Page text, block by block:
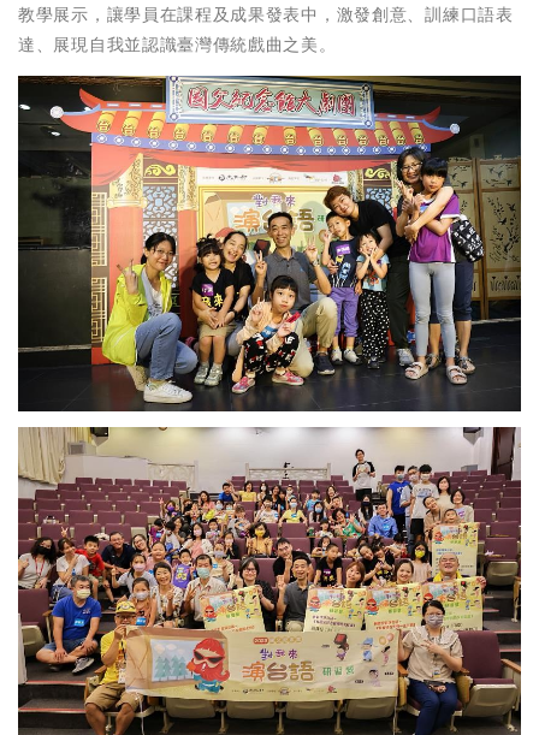
教學展示，讓學員在課程及成果發表中，激發創意、訓練口語表
達、展現自我並認識臺灣傳統戲曲之美。